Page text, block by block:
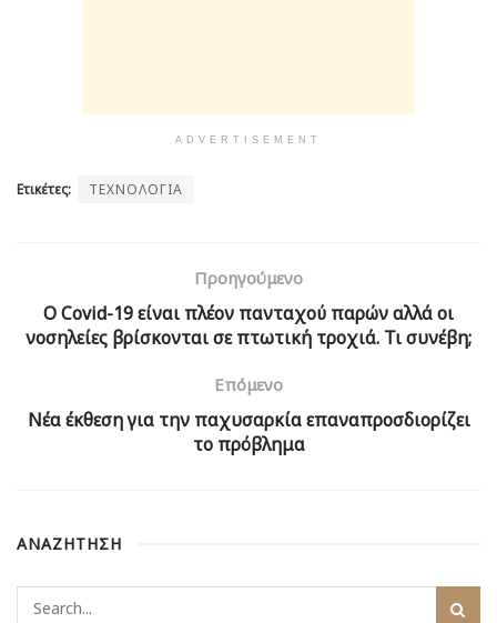
ADVERTISEMENT
Ετικέτες: ΤΕΧΝΟΛΟΓΙΑ
Προηγούμενο
Ο Covid-19 είναι πλέον πανταχού παρών αλλά οι
νοσηλείες βρίσκονται σε πτωτική τροχιά. Τι συνέβη;
Επόμενο
Νέα έκθεση για την παχυσαρκία επαναπροσδιορίζει
το πρόβλημα
ΑΝΑΖΗΤΗΣΗ